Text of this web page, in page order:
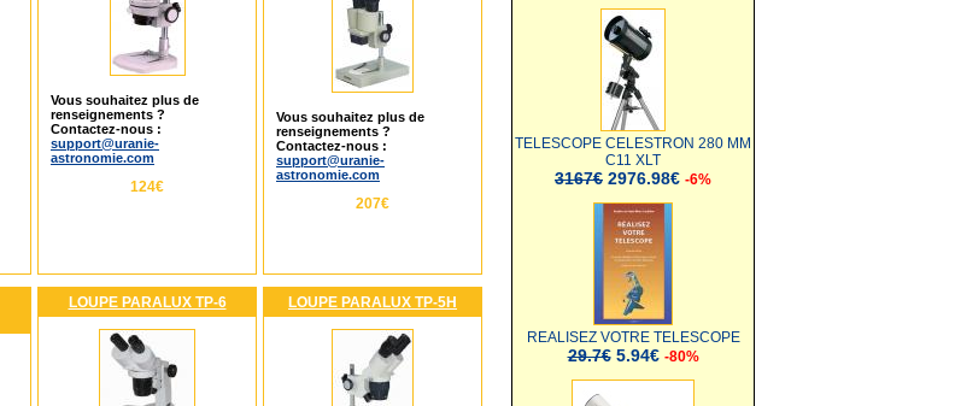
Vous souhaitez plus de
renseignements ?
Contactez-nous :
support@uranie-
astronomie.com
124€
Vous souhaitez plus de
renseignements ?
Contactez-nous :
support@uranie-
astronomie.com
207€
LOUPE PARALUX TP-6 LOUPE PARALUX TP-5H
TELESCOPE CELESTRON 280 MM
C11 XLT
3167€ 2976.98€ -6%
REALISEZ VOTRE TELESCOPE
29.7€ 5.94€ -80%